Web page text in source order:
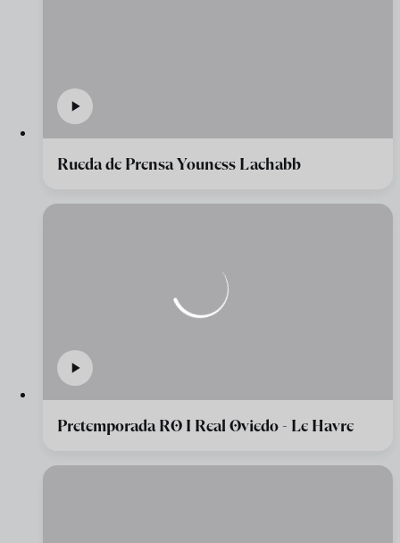
Rueda de Prensa Youness Lachabb
Pretemporada RO I Real Oviedo - Le Havre